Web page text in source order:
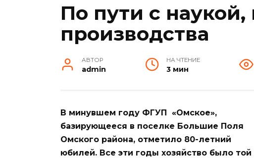
По пути с наукой,
производства
АВТОР
admin
НА ЧТЕНИЕ
3 мин
В минувшем году ФГУП «Омское»,
базирующееся в поселке Большие Поля
Омского района, отметило 80-летний
юбилей. Все эти годы хозяйство было той